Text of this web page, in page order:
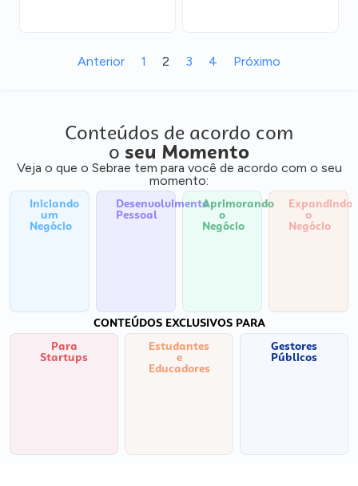
Anterior 1 2 3 4 Próximo
Conteúdos de acordo com
o seu Momento
Veja o que o Sebrae tem para você de acordo com o seu
momento:
Iniciando
um
Negócio
Desenvolvimento
Pessoal
Aprimorando
o
Negócio
Expandindo
o
Negócio
CONTEÚDOS EXCLUSIVOS PARA
Para
Startups
Estudantes
e
Educadores
Gestores
Públicos